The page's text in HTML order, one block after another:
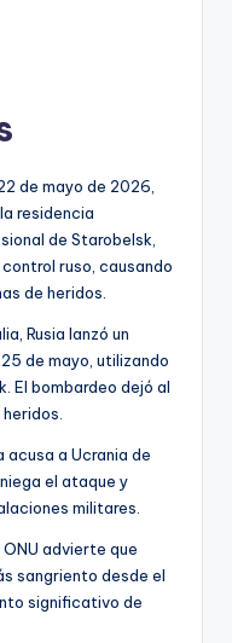
de mayo de 2026,
residencia
de Starobelsk,
ruso, causando
de heridos.
Rusia lanzó un
de mayo, utilizando
El bombardeo dejó al
acusa a Ucrania de
el ataque y
militares.
ONU advierte que
sangriento desde el
significativo de